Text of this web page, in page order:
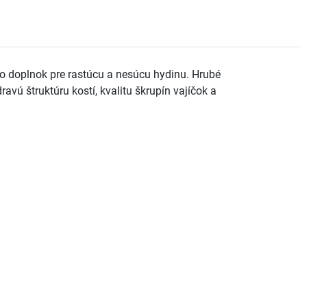
doplnok pre rastúcu a nesúcu hydinu. Hrubé
štruktúru kostí, kvalitu škrupín vajíčok a